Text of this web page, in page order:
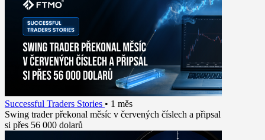
Successful Traders Stories • 1 měs
Swing trader překonal měsíc v červených číslech a připsal
si přes 56 000 dolarů